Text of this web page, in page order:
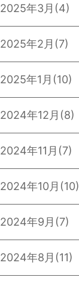
2025年3月 (4)
2025年2月 (7)
2025年1月 (10)
2024年12月 (8)
2024年11月 (7)
2024年10月 (10)
2024年9月 (7)
2024年8月 (11)